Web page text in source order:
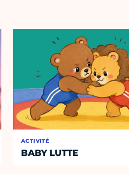
ACTIVITÉ
BABY LUTTE